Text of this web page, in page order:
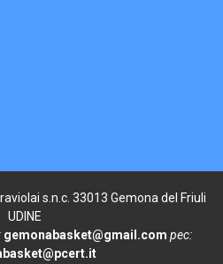
s.n.c. 33013 Gemona del Friuli
UDINE
gemonabasket@gmail.com pec: